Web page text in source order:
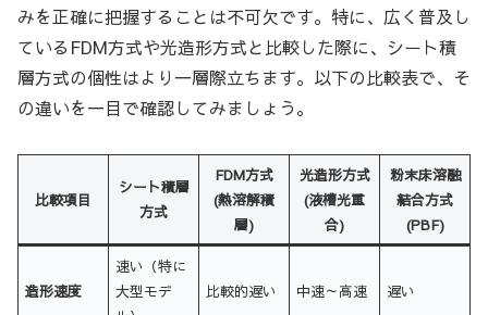
みを正確に把握することは不可欠です。特に、広く普及し
ているFDM方式や光造形方式と比較した際に、シート積
層方式の個性はより一層際立ちます。以下の比較表で、そ
の違いを一目で確認してみましょう。
比較項目
シート積層
方式
FDM方式
(熱溶解積
層)
光造形方式
(液槽光重
合)
粉末床溶融
結合方式
(PBF)
造形速度
速い（特に
大型モデ
比較的遅い 中速～高速 遅い